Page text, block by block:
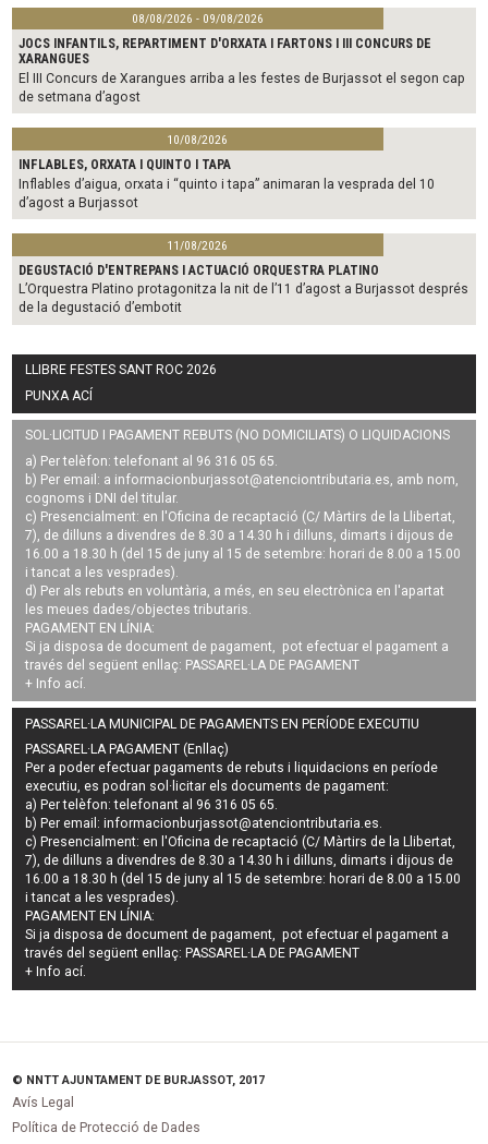
08/08/2026 - 09/08/2026
JOCS INFANTILS, REPARTIMENT D'ORXATA I FARTONS I III CONCURS DE
XARANGUES
El III Concurs de Xarangues arriba a les festes de Burjassot el segon cap
de setmana d’agost
10/08/2026
INFLABLES, ORXATA I QUINTO I TAPA
Inflables d’aigua, orxata i “quinto i tapa” animaran la vesprada del 10
d’agost a Burjassot
11/08/2026
DEGUSTACIÓ D'ENTREPANS I ACTUACIÓ ORQUESTRA PLATINO
L’Orquestra Platino protagonitza la nit de l’11 d’agost a Burjassot després
de la degustació d’embotit
LLIBRE FESTES SANT ROC 2026
PUNXA ACÍ
SOL·LICITUD I PAGAMENT REBUTS (NO DOMICILIATS) O LIQUIDACIONS
a) Per telèfon: telefonant al 96 316 05 65.
b) Per email: a informacionburjassot@atenciontributaria.es, amb nom,
cognoms i DNI del titular.
c) Presencialment: en l'Oficina de recaptació (C/ Màrtirs de la Llibertat,
7), de dilluns a divendres de 8.30 a 14.30 h i dilluns, dimarts i dijous de
16.00 a 18.30 h (del 15 de juny al 15 de setembre: horari de 8.00 a 15.00
i tancat a les vesprades).
d) Per als rebuts en voluntària, a més, en seu electrònica en l'apartat
les meues dades/objectes tributaris.
PAGAMENT EN LÍNIA:
Si ja disposa de document de pagament, pot efectuar el pagament a
través del següent enllaç: PASSAREL·LA DE PAGAMENT
+ Info ací.
PASSAREL·LA MUNICIPAL DE PAGAMENTS EN PERÍODE EXECUTIU
PASSAREL·LA PAGAMENT (Enllaç)
Per a poder efectuar pagaments derebuts i liquidacions en període
executiu, es podran sol·licitar els documents de pagament:
a) Per telèfon: telefonant al 96 316 05 65.
b) Per email:informacionburjassot@atenciontributaria.es.
c) Presencialment: en l'Oficina de recaptació (C/ Màrtirs de la Llibertat,
7), de dilluns a divendres de 8.30 a 14.30 h i dilluns, dimarts i dijous de
16.00 a 18.30 h (del 15 de juny al 15 de setembre: horari de 8.00 a 15.00
i tancat a les vesprades).
PAGAMENT EN LÍNIA:
Si ja disposa de document de pagament, pot efectuar el pagament a
través del següent enllaç: PASSAREL·LA DE PAGAMENT
+ Info ací.
© NNTT AJUNTAMENT DE BURJASSOT, 2017
Avís Legal
Política de Protecció de Dades